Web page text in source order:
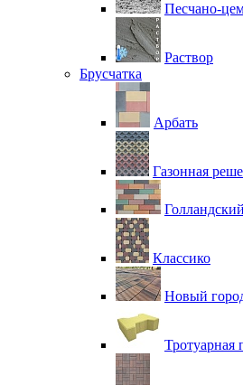
Песчано-
Раствор
Брусчатка
Арбать
Газонная
Классико
Новый
Тротуарная